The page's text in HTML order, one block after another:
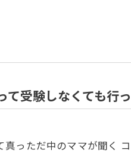
受験しなくても行
っただ中のママが聞く